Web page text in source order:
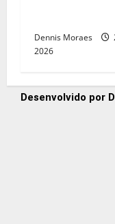
Dennis Moraes
2026
Desenvolvido por